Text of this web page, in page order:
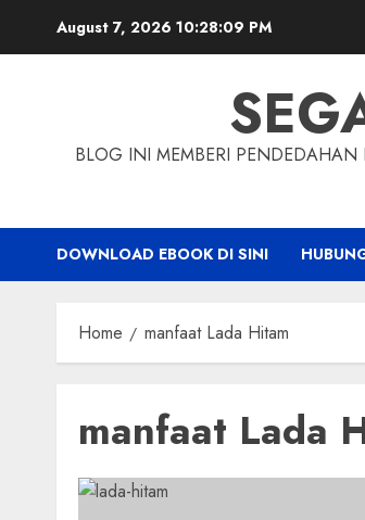
August 7, 2026 10:28:09 PM
BLOG INI MEMBERI
DOWNLOAD EBOOK DI SINI
Home manfaat Lada Hitam
manfaat Lada